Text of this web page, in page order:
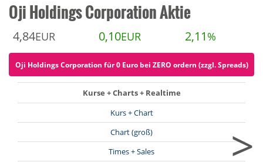
Oji Holdings Corporation Aktie
4,84EUR 0,10EUR 2,11 %
Oji Holdings Corporation für 0 Euro bei ZERO ordern (zzgl. Spreads)
Kurse + Charts + Realtime
Kurs + Chart
Chart (groß)
Times + Sales
>